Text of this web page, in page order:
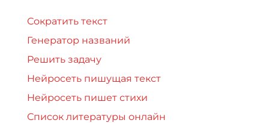
Сократить текст
Генератор названий
Решить задачу
Нейросеть пишущая текст
Нейросеть пишет стихи
Список литературы онлайн